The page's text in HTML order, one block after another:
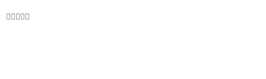
    